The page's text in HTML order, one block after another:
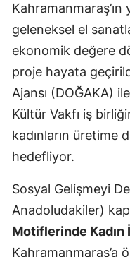
Kahramanmaraş’ın
geleneksel el
ekonomik değere
proje hayata
Ajansı (DOĞAKA)
Kültür Vakfı iş
kadınların üretime
hedefliyor.
Sosyal Gelişmeyi
Anadoludakiler)
Motiflerinde Kadın
Kahramanmaraş’a